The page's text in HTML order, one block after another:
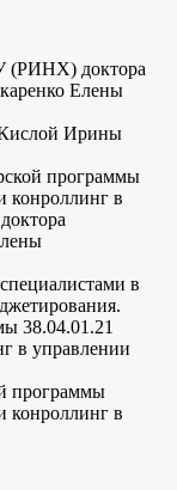
(РИНХ) доктора
Елены
Ирины
программы
конроллинг в
в
38.04.01.21
в управлении
программы
конроллинг в